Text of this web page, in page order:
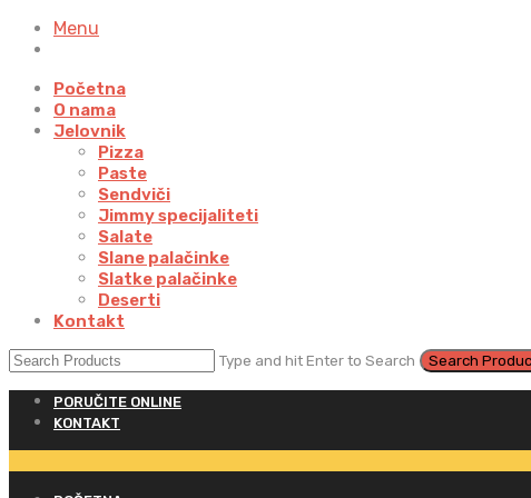
Menu
Početna
O nama
Jelovnik
Pizza
Paste
Sendviči
Jimmy specijaliteti
Salate
Slane palačinke
Slatke palačinke
Deserti
Kontakt
Type and hit Enter to Search
PORUČITE ONLINE
KONTAKT